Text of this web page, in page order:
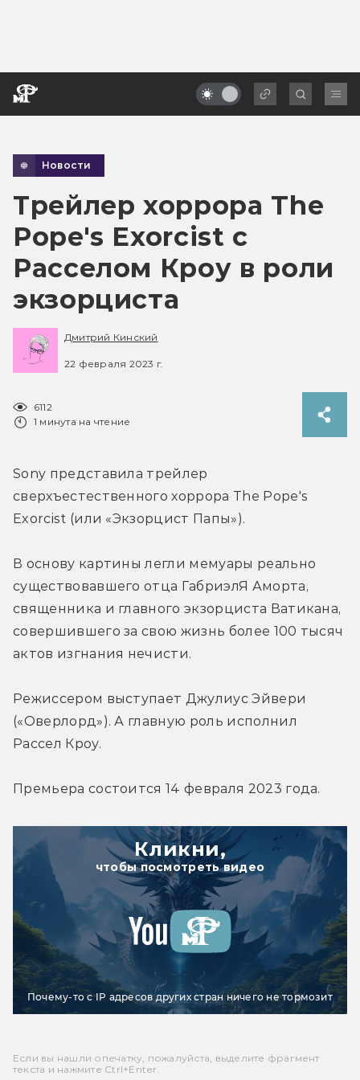
Новости
Трейлер хоррора The
Pope's Exorcist с
Расселом Кроу в роли
экзорциста
Дмитрий Кинский
22 февраля 2023 г.
6112
1 минута на чтение
Sony представила трейлер
сверхъестественного хоррора The Pope's
Exorcist (или «Экзорцист Папы»).
В основу картины легли мемуары реально
существовавшего отца ГабриэлЯ Аморта,
священника и главного экзорциста Ватикана,
совершившего за свою жизнь более 100 тысяч
актов изгнания нечисти.
Режиссером выступает Джулиус Эйвери
(«Оверлорд»). А главную роль исполнил
Рассел Кроу.
Премьера состоится 14 февраля 2023 года.
Кликни,
чтобы посмотреть видео
Почему-то с IP адресов других стран ничего не тормозит
Если вы нашли опечатку, пожалуйста, выделите фрагмент
текста и нажмите Ctrl+Enter.